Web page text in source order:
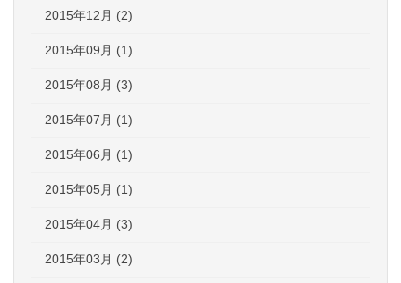
2015年12月 (2)
2015年09月 (1)
2015年08月 (3)
2015年07月 (1)
2015年06月 (1)
2015年05月 (1)
2015年04月 (3)
2015年03月 (2)